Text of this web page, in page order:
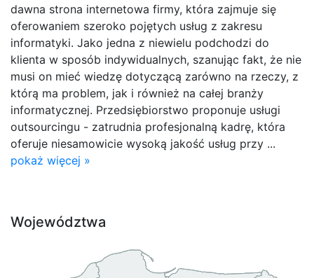
dawna strona internetowa firmy, która zajmuje się
oferowaniem szeroko pojętych usług z zakresu
informatyki. Jako jedna z niewielu podchodzi do
klienta w sposób indywidualnych, szanując fakt, że nie
musi on mieć wiedzę dotyczącą zarówno na rzeczy, z
którą ma problem, jak i również na całej branży
informatycznej. Przedsiębiorstwo proponuje usługi
outsourcingu - zatrudnia profesjonalną kadrę, która
oferuje niesamowicie wysoką jakość usług przy ...
pokaż więcej »
Województwa